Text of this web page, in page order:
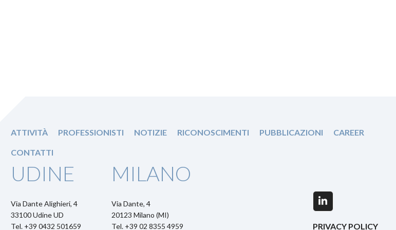
ATTIVITÀ PROFESSIONISTI NOTIZIE RICONOSCIMENTI PUBBLICAZIONI CAREER
CONTATTI
UDINE
Via Dante Alighieri, 4
33100 Udine UD
Tel. +39 0432 501659
MILANO
Via Dante, 4
20123 Milano (MI)
Tel. +39 02 8355 4959
LinkedIn
PRIVACY POLICY